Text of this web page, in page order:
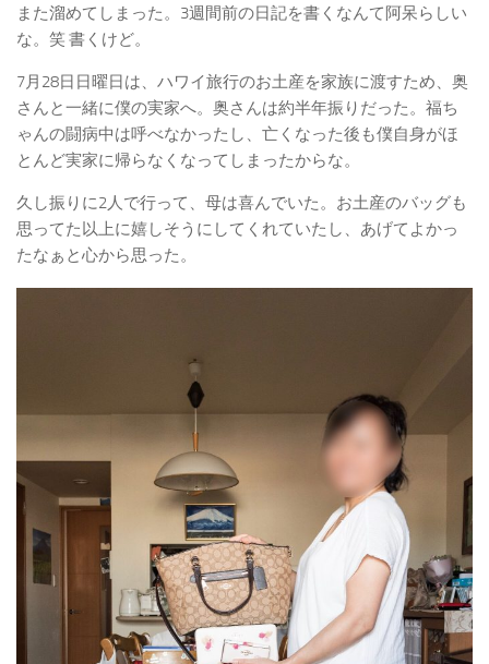
また溜めてしまった。3週間前の日記を書くなんて阿呆らしい
な。笑 書くけど。
7月28日日曜日は、ハワイ旅行のお土産を家族に渡すため、奥
さんと一緒に僕の実家へ。奥さんは約半年振りだった。福ち
ゃんの闘病中は呼べなかったし、亡くなった後も僕自身がほ
とんど実家に帰らなくなってしまったからな。
久し振りに2人で行って、母は喜んでいた。お土産のバッグも
思ってた以上に嬉しそうにしてくれていたし、あげてよかっ
たなぁと心から思った。